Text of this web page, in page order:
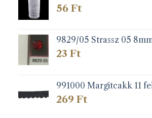
56 Ft
9829/05 Strassz 05
23 Ft
991000 Margitcakk 11
269 Ft